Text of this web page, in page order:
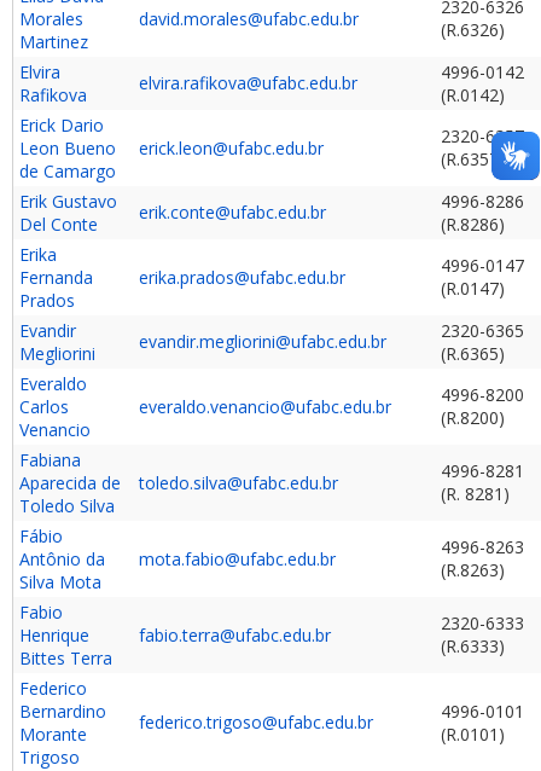
Morales
Martinez
david.morales@ufabc.edu.br
2320-6326
(R.6326)
Elvira
Rafikova
elvira.rafikova@ufabc.edu.br
4996-0142
(R.0142)
Erick Dario
Leon Bueno
de Camargo
erick.leon@ufabc.edu.br
2320-6357
(R.6357)
Erik Gustavo
Del Conte
erik.conte@ufabc.edu.br
4996-8286
(R.8286)
Erika
Fernanda
Prados
erika.prados@ufabc.edu.br
4996-0147
(R.0147)
Evandir
Megliorini
evandir.megliorini@ufabc.edu.br
2320-6365
(R.6365)
Everaldo
Carlos
Venancio
everaldo.venancio@ufabc.edu.br
4996-8200
(R.8200)
Fabiana
Aparecida de
Toledo Silva
toledo.silva@ufabc.edu.br
4996-8281
(R. 8281)
Fábio
Antônio da
Silva Mota
mota.fabio@ufabc.edu.br
4996-8263
(R.8263)
Fabio
Henrique
Bittes Terra
fabio.terra@ufabc.edu.br
2320-6333
(R.6333)
Federico
Bernardino
Morante
Trigoso
federico.trigoso@ufabc.edu.br
4996-0101
(R.0101)